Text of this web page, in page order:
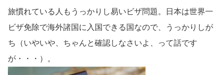
旅慣れている人もうっかりし易いビザ問題。日本は世界一
ビザ免除で海外諸国に入国できる国なので、うっかりしが
ち（いやいや、ちゃんと確認しなさいよ、って話です
が・・・）。